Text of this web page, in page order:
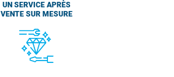
UN SERVICE APRÈS
VENTE SUR MESURE